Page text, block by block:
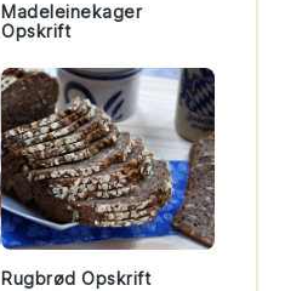
Madeleinekager
Opskrift
Rugbrød Opskrift